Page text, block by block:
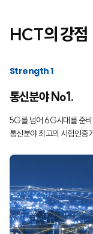
HCT의 강점
Strength 1
통신분야 No1.
5G를 넘어 6G시대를 준
통신분야 최고의 시험인증